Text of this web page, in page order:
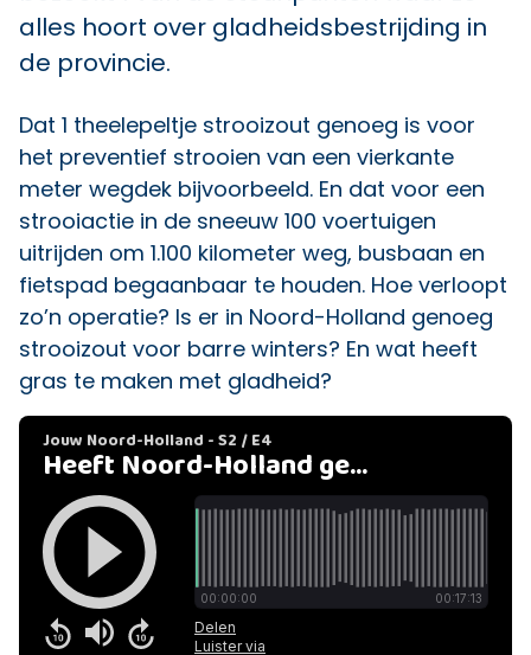
alles hoort over gladheidsbestrijding in
de provincie.
Dat 1 theelepeltje strooizout genoeg is voor
het preventief strooien van een vierkante
meter wegdek bijvoorbeeld. En dat voor een
strooiactie in de sneeuw 100 voertuigen
uitrijden om 1.100 kilometer weg, busbaan en
fietspad begaanbaar te houden. Hoe verloopt
zo’n operatie? Is er in Noord-Holland genoeg
strooizout voor barre winters? En wat heeft
gras te maken met gladheid?